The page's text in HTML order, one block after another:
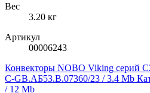
Вес
3.20 кг
Артикул
00006243
Конвекторы NOBO Viking серий
C-GB.АБ53.B.07360/23 / 3.4 Mb
/ 12 Mb